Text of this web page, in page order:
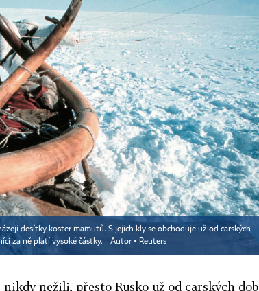
desítky koster mamutů. S jejich kly se obchoduje už od carských
za ně platí vysoké částky.
Autor ▪ Reuters
nikdy nežili, přesto Rusko už od carských dob